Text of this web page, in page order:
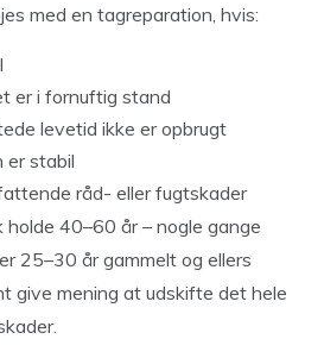
med en tagreparation, hvis:
er i fornuftig stand
levetid ikke er opbrugt
er stabil
råd- eller fugtskader
40–60 år – nogle gange
25–30 år gammelt og ellers
give mening at udskifte det hele